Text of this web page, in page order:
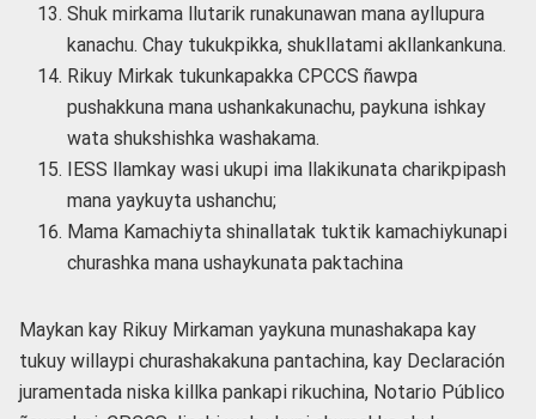
Shuk mirkama llutarik runakunawan mana ayllupura
kanachu. Chay tukukpikka, shukllatami akllankankuna.
Rikuy Mirkak tukunkapakka CPCCS ñawpa
pushakkuna mana ushankakunachu, paykuna ishkay
wata shukshishka washakama.
IESS llamkay wasi ukupi ima llakikunata charikpipash
mana yaykuyta ushanchu;
Mama Kamachiyta shinallatak tuktik kamachiykunapi
churashka mana ushaykunata paktachina
Maykan kay Rikuy Mirkaman yaykuna munashakapa kay
tukuy willaypi churashakakuna pantachina, kay Declaración
juramentada niska killka pankapi rikuchina, Notario Público